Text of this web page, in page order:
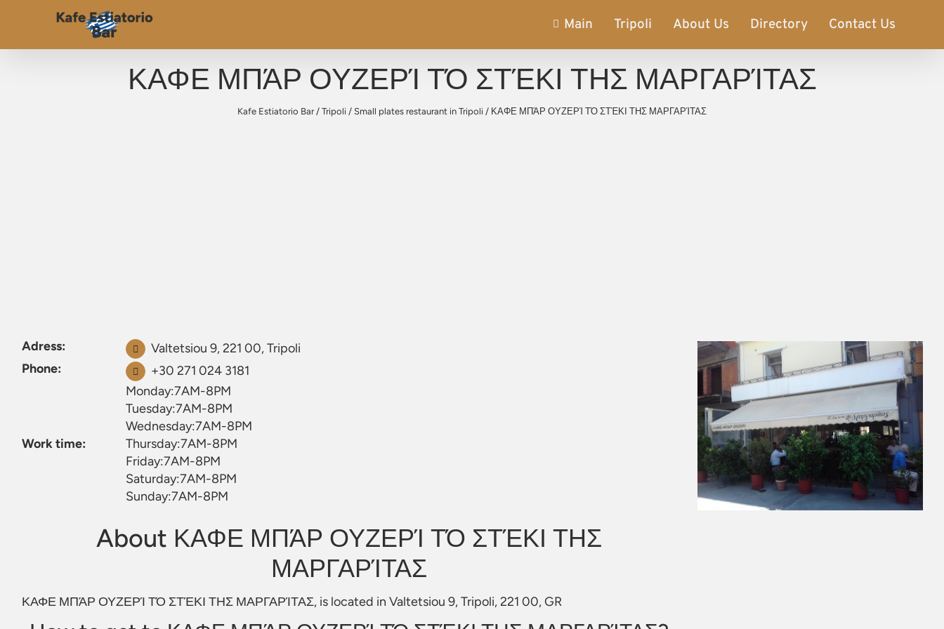
Main Tripoli About Us Directory Contact Us
ΚΑΦΕ ΜΠΆΡ ΟΥΖΕΡΊ ΤΌ ΣΤΈΚΙ ΤΗΣ ΜΑΡΓΑΡΊΤΑΣ
Kafe Estiatorio Bar/ Tripoli / Small plates restaurant in Tripoli / ΚΑΦΕ ΜΠΆΡ ΟΥΖΕΡΊ ΤΌ ΣΤΈΚΙ ΤΗΣ ΜΑΡΓΑΡΊΤΑΣ
Adress:
Valtetsiou 9, 221 00, Tripoli
Phone:
+30 271 024 3181
Work time:
Monday:7AM-8PM
Tuesday:7AM-8PM
Wednesday:7AM-8PM
Thursday:7AM-8PM
Friday:7AM-8PM
Saturday:7AM-8PM
Sunday:7AM-8PM
About ΚΑΦΕ ΜΠΆΡ ΟΥΖΕΡΊ ΤΌ ΣΤΈΚΙ ΤΗΣ
ΜΑΡΓΑΡΊΤΑΣ
ΚΑΦΕ ΜΠΆΡ ΟΥΖΕΡΊ ΤΌ ΣΤΈΚΙ ΤΗΣ ΜΑΡΓΑΡΊΤΑΣ, is located in Valtetsiou 9, Tripoli, 221 00, GR